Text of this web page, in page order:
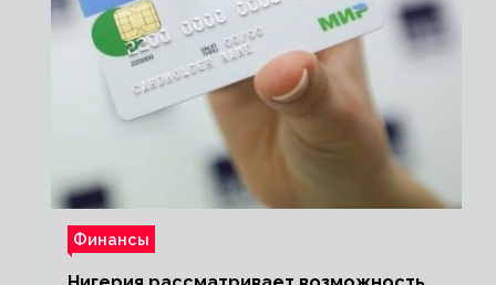
Финансы